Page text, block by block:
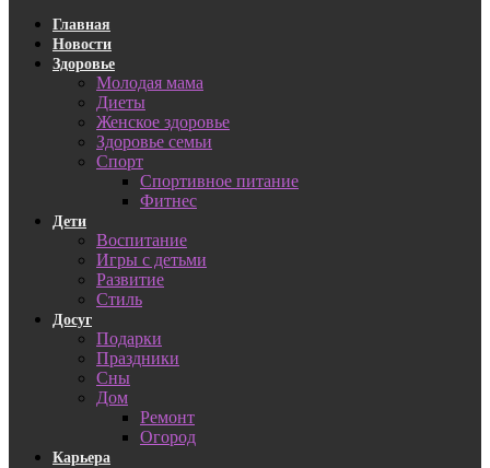
Главная
Новости
Здоровье
Молодая мама
Диеты
Женское здоровье
Здоровье семьи
Спорт
Спортивное питание
Фитнес
Дети
Воспитание
Игры с детьми
Развитие
Стиль
Досуг
Подарки
Праздники
Сны
Дом
Ремонт
Огород
Карьера